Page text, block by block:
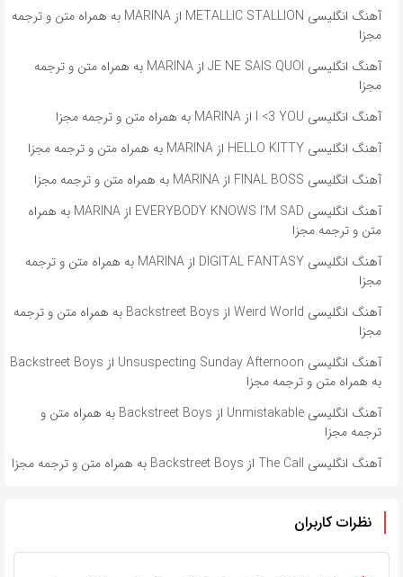
آهنگ انگلیسی METALLIC STALLION از MARINA به همراه متن و ترجمه
مجزا
آهنگ انگلیسی JE NE SAIS QUOI از MARINA به همراه متن و ترجمه
مجزا
آهنگ انگلیسی I <3 YOU از MARINA به همراه متن و ترجمه مجزا
آهنگ انگلیسی HELLO KITTY از MARINA به همراه متن و ترجمه مجزا
آهنگ انگلیسی FINAL BOSS از MARINA به همراه متن و ترجمه مجزا
آهنگ انگلیسی EVERYBODY KNOWS I’M SAD از MARINA به همراه
متن و ترجمه مجزا
آهنگ انگلیسی DIGITAL FANTASY از MARINA به همراه متن و ترجمه
مجزا
آهنگ انگلیسی Weird World از Backstreet Boys به همراه متن و ترجمه
مجزا
آهنگ انگلیسی Unsuspecting Sunday Afternoon از Backstreet Boys
به همراه متن و ترجمه مجزا
آهنگ انگلیسی Unmistakable از Backstreet Boys به همراه متن و
ترجمه مجزا
آهنگ انگلیسی The Call از Backstreet Boys به همراه متن و ترجمه مجزا
نظرات کاربران